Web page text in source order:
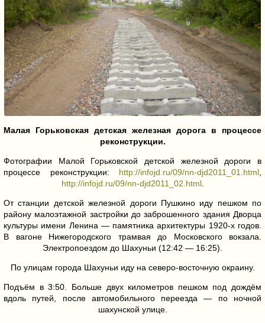
Малая Горьковская детская железная дорога в процессе
реконструкции.
Фотографии Малой Горьковской детской железной дороги в
процессе реконструкции: http://infojd.ru/09/nn-djd2011_01.html
http://infojd.ru/09/nn-djd2011_02.html.
От станции детской железной дороги Пушкино иду пешком по
району малоэтажной застройки до заброшенного здания Дворца
культуры имени Ленина — памятника архитектуры 1920-х годов.
В вагоне Нижегородского трамвая до Московского вокзала.
Электропоездом до Шахуньи (12:42 — 16:25).
По улицам города Шахуньи иду на северо-восточную окраину.
Подъём в 3:50. Больше двух километров пешком под дождём
вдоль путей, после автомобильного переезда — по ночной
шахунской улице.